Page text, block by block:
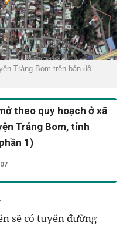
Trảng Bom trên bản đồ
theo quy hoạch ở xã
Trảng Bom, tỉnh
1)
sẽ có tuyến đường